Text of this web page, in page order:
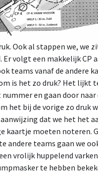
Ook al stappen we, we
Er volgt een makkelijk CP
teams vanaf de andere
is het zo druk? Het lijkt
en gaan door naar
het bij de vorige zo druk
dat we het het
kaartje moeten noteren.
andere teams gaan we
vrolijk huppelend
te hebben